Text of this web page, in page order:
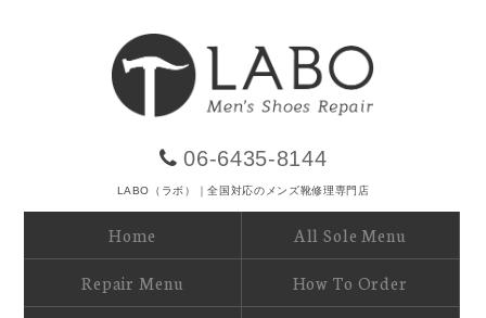
06-6435-8144
LABO（ラボ）｜全国対応のメンズ靴修理専門店
Home All Sole Menu
Repair Menu How To Order